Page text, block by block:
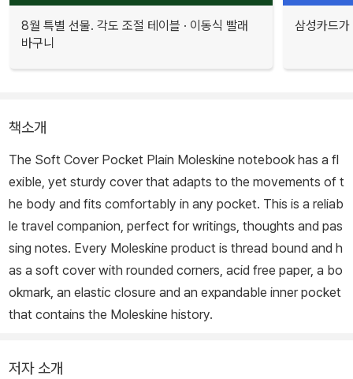
8월 특별 선물. 각도 조절 테이블 · 이동식 빨래
바구니
삼성카드
책소개
The Soft Cover Pocket Plain Moleskine notebook has a fl
exible, yet sturdy cover that adapts to the movements of t
he body and fits comfortably in any pocket. This is a reliab
le travel companion, perfect for writings, thoughts and pas
sing notes. Every Moleskine product is thread bound and h
as a soft cover with rounded corners, acid free paper, a bo
okmark, an elastic closure and an expandable inner pocket
that contains the Moleskine history.
저자 소개